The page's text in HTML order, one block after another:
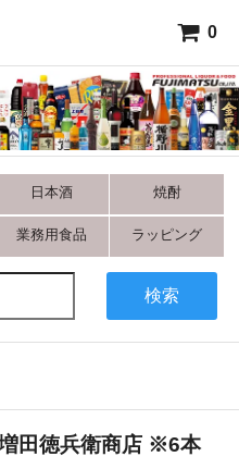
0
日本酒 焼酎
業務用食品 ラッピング
検索
田徳兵衛商店 ※6本